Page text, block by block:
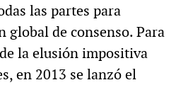
las partes para
global de consenso. Para
la elusión impositiva
en 2013 se lanzó el